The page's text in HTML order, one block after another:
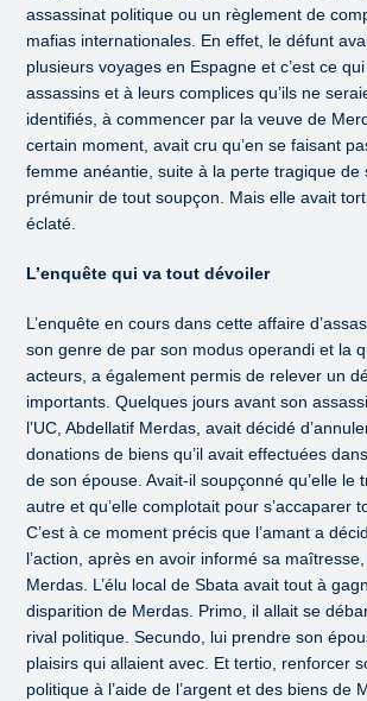
assassinat politique ou un règlement de
mafias internationales. En effet, le défunt
plusieurs voyages en Espagne et c’est ce
assassins et à leurs complices qu’ils ne
identifiés, à commencer par la veuve de
certain moment, avait cru qu’en se faisant
femme anéantie, suite à la perte tragique de
prémunir de tout soupçon. Mais elle avait
éclaté.
L’enquête qui va tout dévoiler
L’enquête en cours dans cette affaire
son genre de par son modus operandi et la
acteurs, a également permis de relever un
importants. Quelques jours avant son
l’UC, Abdellatif Merdas, avait décidé
donations de biens qu’il avait effectuées
de son épouse. Avait-il soupçonné qu’elle le
autre et qu’elle complotait pour s’accaparer
C’est à ce moment précis que l’amant a
l’action, après en avoir informé sa maîtresse,
Merdas. L’élu local de Sbata avait tout à
disparition de Merdas. Primo, il allait se
rival politique. Secundo, lui prendre son
plaisirs qui allaient avec. Et tertio, renforcer
politique à l’aide de l’argent et des biens de